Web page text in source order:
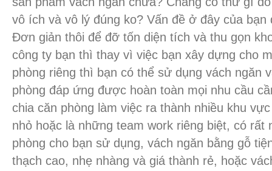
vô ích và vô lý đúng ko? Vấn đề ở đây của
Đơn giản thôi để đỡ tốn diện tích và thu gọn
công ty bạn thì thay vì việc bạn xây dựng cho
phòng riêng thì bạn có thể sử dụng vách ngăn
phòng đáp ứng được hoàn toàn mọi nhu cầu
chia căn phòng làm việc ra thành nhiều khu
nhỏ hoặc là những team work riêng biệt, có rất
phòng cho bạn sử dụng, vách ngăn bằng gỗ
thạch cao, nhẹ nhàng và giá thành rẻ, hoặc